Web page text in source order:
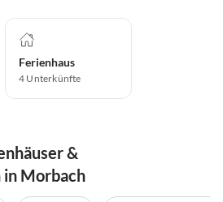
Ferienhaus
4 Unterkünfte
&
in Morbach